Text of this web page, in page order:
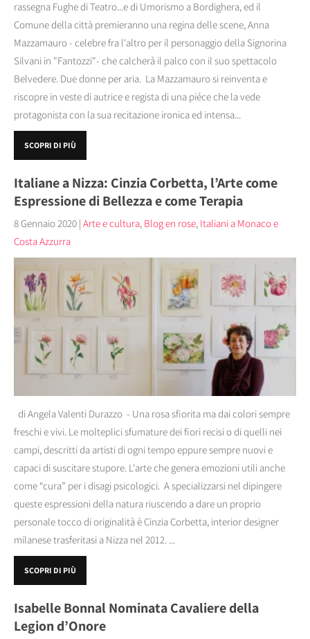
rassegna Fughe di Teatro...e di Umorismo a Bordighera, ed il
Comune della città premieranno una regina delle scene, Anna
Mazzamauro - celebre fra l'altro per il personaggio della Signorina
Silvani in "Fantozzi"- che calcherà il palco con il suo spettacolo
Belvedere. Due donne per aria. La Mazzamauro si reinventa e
riscopre in veste di autrice e regista di una piéce che la vede
protagonista con la sua recitazione ironica ed intensa...
SCOPRI DI PIÙ
Italiane a Nizza: Cinzia Corbetta, l’Arte come
Espressione di Bellezza e come Terapia
8 Gennaio 2020 | Arte e cultura, Blog en rose, Italiani a Monaco e
Costa Azzurra
di Angela Valenti Durazzo - Una rosa sfiorita ma dai colori sempre
freschi e vivi. Le molteplici sfumature dei fiori recisi o di quelli nei
campi, descritti da artisti di ogni tempo eppure sempre nuovi e
capaci di suscitare stupore. L'arte che genera emozioni utili anche
come “cura” per i disagi psicologici. A specializzarsi nel dipingere
queste espressioni della natura riuscendo a dare un proprio
personale tocco di originalità è Cinzia Corbetta, interior designer
milanese trasferitasi a Nizza nel 2012. ...
SCOPRI DI PIÙ
Isabelle Bonnal Nominata Cavaliere della
Legion d’Onore